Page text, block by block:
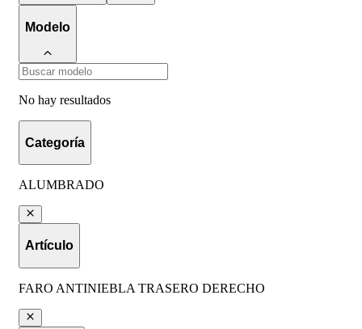
Modelo
No hay resultados
Categoría
ALUMBRADO
Artículo
FARO ANTINIEBLA TRASERO DERECHO